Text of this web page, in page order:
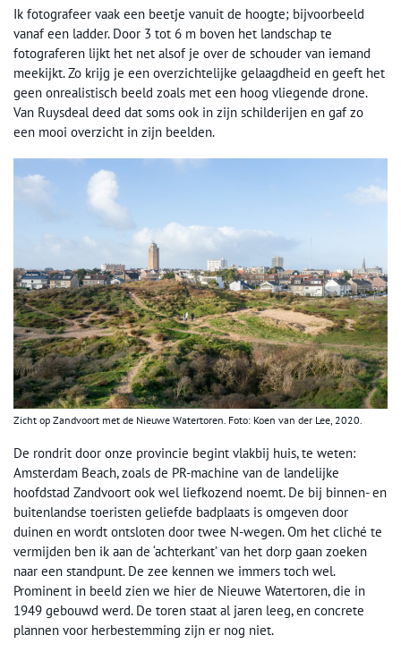
Ik fotografeer vaak een beetje vanuit de hoogte; bijvoorbeeld
vanaf een ladder. Door 3 tot 6 m boven het landschap te
fotograferen lijkt het net alsof je over de schouder van iemand
meekijkt. Zo krijg je een overzichtelijke gelaagdheid en geeft het
geen onrealistisch beeld zoals met een hoog vliegende drone.
Van Ruysdeal deed dat soms ook in zijn schilderijen en gaf zo
een mooi overzicht in zijn beelden.
Zicht op Zandvoort met de Nieuwe Watertoren. Foto: Koen van der Lee, 2020.
De rondrit door onze provincie begint vlakbij huis, te weten:
Amsterdam Beach, zoals de PR-machine van de landelijke
hoofdstad Zandvoort ook wel liefkozend noemt. De bij binnen- en
buitenlandse toeristen geliefde badplaats is omgeven door
duinen en wordt ontsloten door twee N-wegen. Om het cliché te
vermijden ben ik aan de ‘achterkant’ van het dorp gaan zoeken
naar een standpunt. De zee kennen we immers toch wel.
Prominent in beeld zien we hier de Nieuwe Watertoren, die in
1949 gebouwd werd. De toren staat al jaren leeg, en concrete
plannen voor herbestemming zijn er nog niet.